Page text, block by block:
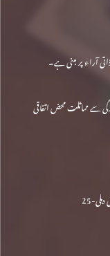
آراء پر مبنی ہے۔
سے مماثلت محض اتفاقی